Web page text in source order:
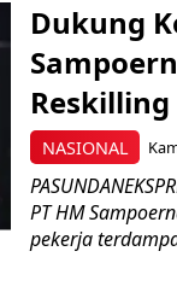
NASIONAL
Dukung
PT HM
pekerja